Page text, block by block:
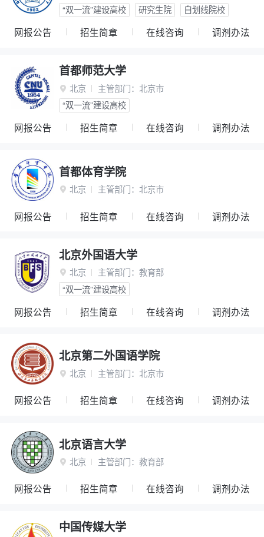
“双一流”建设高校
研究生院 自划线院校
网报公告 招生简章 在线咨询 调剂办法
首都师范大学
 北京 主管部门： 北京市
“双一流”建设高校
网报公告 招生简章 在线咨询 调剂办法
首都体育学院
 北京 主管部门： 北京市
网报公告 招生简章 在线咨询 调剂办法
北京外国语大学
 北京 主管部门： 教育部
“双一流”建设高校
网报公告 招生简章 在线咨询 调剂办法
北京第二外国语学院
 北京 主管部门： 北京市
网报公告 招生简章 在线咨询 调剂办法
北京语言大学
 北京 主管部门： 教育部
网报公告 招生简章 在线咨询 调剂办法
中国传媒大学